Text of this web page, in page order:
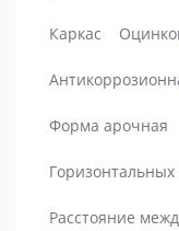
Каркас
Форма арочная
Горизонтальных
Расстояние